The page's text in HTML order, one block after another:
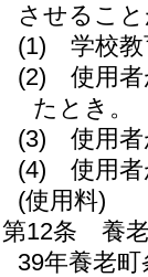
させるこ
(1)
学校
(2)
使用
たとき。
(3)
使用
(4)
使用
(使用料)
第12条
養
39年養老